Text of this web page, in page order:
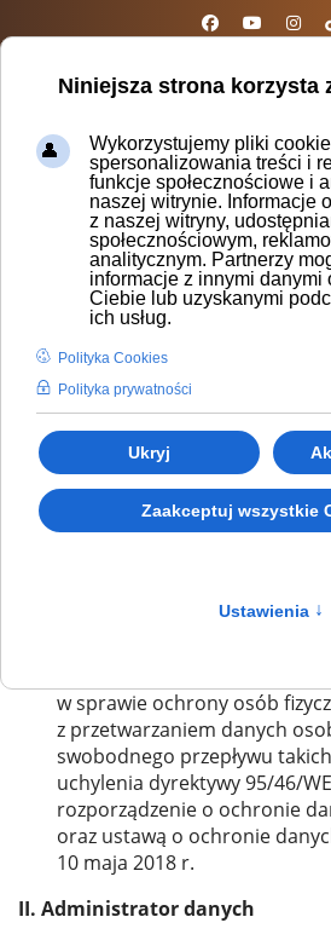
Niniejsza strona korzysta
Wykorzystujemy pliki
spersonalizowania treści i
funkcje społecznościowe i
naszej witrynie. Informacje
z naszej witryny,
społecznościowym,
analitycznym. Partnerzy
informacje z innymi danymi
Ciebie lub uzyskanymi
ich usług.
Polityka Cookies
Polityka prywatności
Ukryj
Zaakceptuj wszystkie
Ustawienia ↑
Polityka prywatności
Polityka prywatności
I. Postanowienia ogólne
Polityka prywatności określa,
przetwarzane i
Użytkowników niezbędne do
drogą elektroniczną za
internetowegohttps://
Serwis zbiera wyłącznie dane
Serwisu są przetwarzane
w sprawie ochrony osób
z przetwarzaniem danych
swobodnego przepływu
uchylenia dyrektywy 95/46/
rozporządzenie o ochronie
oraz ustawą o ochronie
10 maja 2018 r.
II. Administrator danych